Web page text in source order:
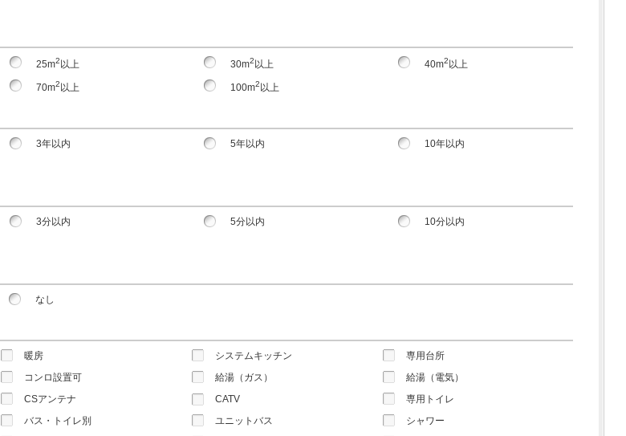
25m2 以上 30m2 以上 40m2 以上
70m2 以上 100m2 以上
3年以内 5年以内
10年以内
3分以内 5分以内
10分以内
なし
暖房 システムキッチン
専用台所
コンロ設置可 給湯（ガス）
給湯（電気）
CSアンテナ CATV
専用トイレ
バス・トイレ別 ユニットバス
シャワー